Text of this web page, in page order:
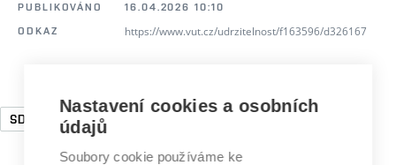
PUBLIKOVÁNO
16.04.2026 10:10
ODKAZ
https://www.vut.cz/udrzitelnost/f163596/d326167
SDG4 SDG11
Nastavení cookies a osobních
údajů
Soubory cookie používáme ke